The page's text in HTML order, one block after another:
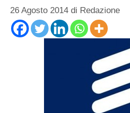
26 Agosto 2014 di Redazione